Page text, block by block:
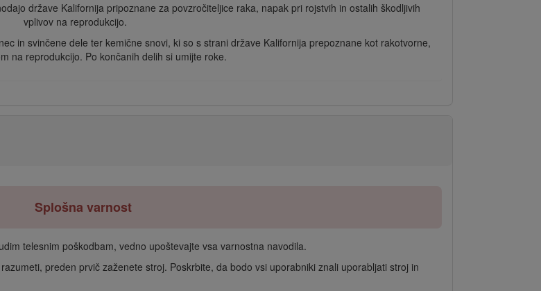
države Kalifornija pripoznane za povzročiteljice raka, napak pri rojstvih in ostalih škodljivih
vplivov na reprodukcijo.
in svinčene dele ter kemične snovi, ki so s strani države Kalifornija prepoznane kot rakotvorne,
na reprodukcijo. Po končanih delih si umijte roke.
Splošna varnost
telesnim poškodbam, vedno upoštevajte vsa varnostna navodila.
preden prvič zaženete stroj. Poskrbite, da bodo vsi uporabniki znali uporabljati stroj in